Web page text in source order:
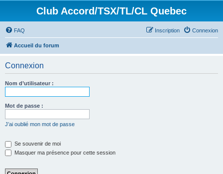
Club Accord/TSX/TL/CL Quebec
FAQ Connexion
Inscription
Accueil du forum
Connexion
Nom d’utilisateur :
Mot de passe :
J’ai oublié mon mot de passe
Se souvenir de moi
Masquer ma présence pour cette session